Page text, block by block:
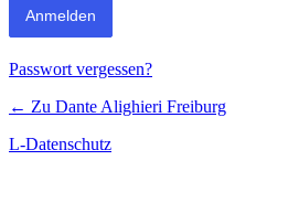
Passwort vergessen?
← Zu Dante Alighieri Freiburg
L-Datenschutz